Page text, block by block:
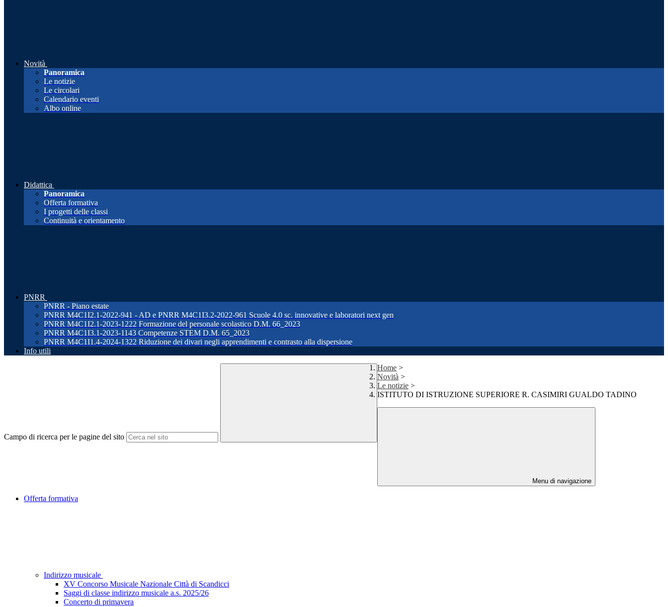
Novità
Panoramica
Le notizie
Le circolari
Calendario eventi
Albo online
Didattica
Panoramica
Offerta formativa
I progetti delle classi
Continuità e orientamento
PNRR
PNRR - Piano estate
PNRR M4C1I2.1-2022-941 - AD e PNRR M4C1I3.2-2022-961 Scuole 4.0 sc. innovative e laboratori next gen
PNRR M4C1I2.1-2023-1222 Formazione del personale scolastico D.M. 66_2023
PNRR M4C1I3.1-2023-1143 Competenze STEM D.M. 65_2023
PNRR M4C1I1.4-2024-1322 Riduzione dei divari negli apprendimenti e contrasto alla dispersione
Info utili
Campo di ricerca per le pagine del sito
Home >
Novità >
Le notizie >
ISTITUTO DI ISTRUZIONE SUPERIORE R. CASIMIRI GUALDO TADINO
Menu di navigazione
Offerta formativa
Indirizzo musicale
XV Concorso Musicale Nazionale Città di Scandicci
Saggi di classe indirizzo musicale a.s. 2025/26
Concerto di primavera